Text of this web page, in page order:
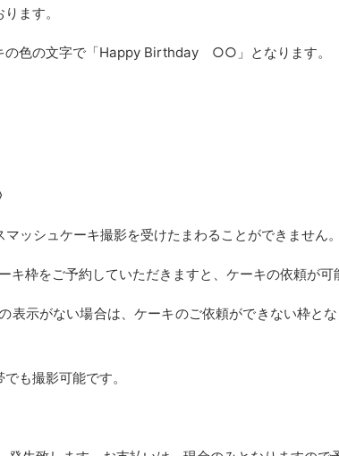
ます。
の色の文字で「Happy Birthday ○○」となります。
シュケーキ撮影を受けたまわることができません。
枠をご予約していただきますと、ケーキの依頼が
表示がない場合は、ケーキのご依頼ができない枠と
も撮影可能です。